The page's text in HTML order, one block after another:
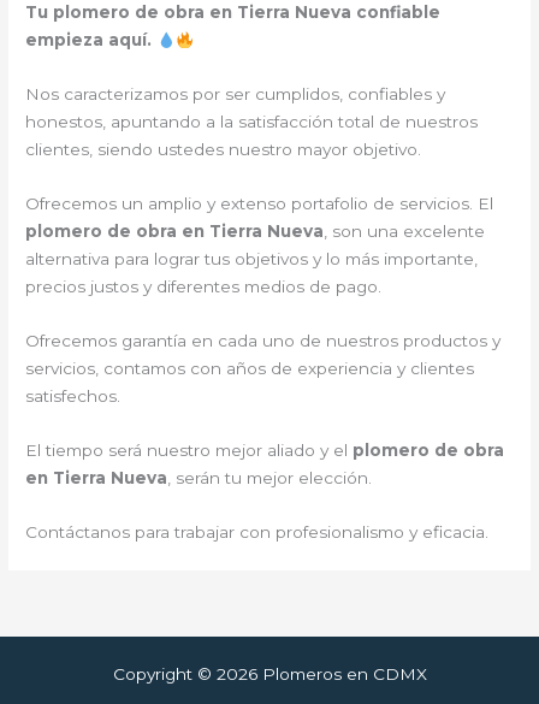
Tu plomero de obra en Tierra Nueva confiable
empieza aquí.
Nos caracterizamos por ser cumplidos, confiables y
honestos, apuntando a la satisfacción total de nuestros
clientes, siendo ustedes nuestro mayor objetivo.
Ofrecemos un amplio y extenso portafolio de servicios. El
plomero de obra en Tierra Nueva , son una excelente
alternativa para lograr tus objetivos y lo más importante,
precios justos y diferentes medios de pago.
Ofrecemos garantía en cada uno de nuestros productos y
servicios, contamos con años de experiencia y clientes
satisfechos.
El tiempo será nuestro mejor aliado y el plomero de obra
en Tierra Nueva , serán tu mejor elección.
Contáctanos para trabajar con profesionalismo y eficacia.
Copyright © 2026 Plomeros en CDMX